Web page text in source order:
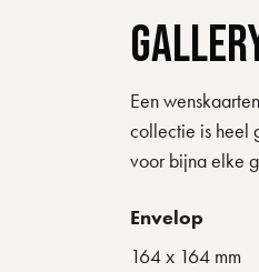
Een
collectie is heel
voor bijna elke
Envelop
164 x 164 mm